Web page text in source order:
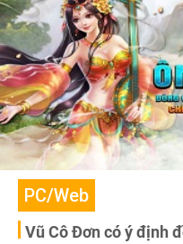
PC/Web
Vũ Cô Đơn có ý định